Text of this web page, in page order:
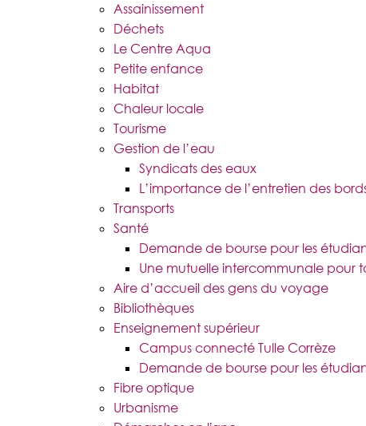
Assainissement
Déchets
Le Centre Aqua
Petite enfance
Habitat
Chaleur locale
Tourisme
Gestion de l’eau
Syndicats des eaux
L’importance de l’entretien des
Transports
Santé
Demande de bourse pour les
Une mutuelle intercommunale pour
Aire d’accueil des gens du voyage
Bibliothèques
Enseignement supérieur
Campus connecté Tulle Corrèze
Demande de bourse pour les
Fibre optique
Urbanisme